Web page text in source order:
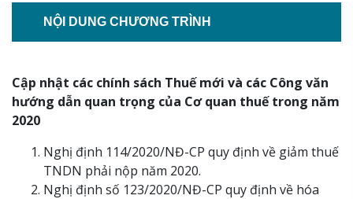
NỘI DUNG CHƯƠNG TRÌNH
Cập nhật các chính sách Thuế mới và các Công văn
hướng dẫn quan trọng của Cơ quan thuế trong năm
2020
Nghị định 114/2020/NĐ-CP quy định về giảm thuế
TNDN phải nộp năm 2020.
Nghị định số 123/2020/NĐ-CP quy định về hóa